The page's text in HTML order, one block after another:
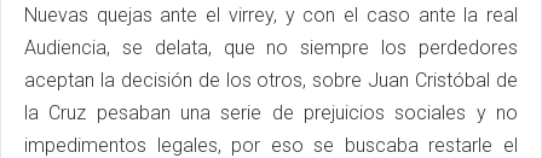
Nuevas quejas ante el virrey, y con el caso ante la real
Audiencia, se delata, que no siempre los perdedores
aceptan la decisión de los otros, sobre Juan Cristóbal de
la Cruz pesaban una serie de prejuicios sociales y no
impedimentos legales, por eso se buscaba restarle el